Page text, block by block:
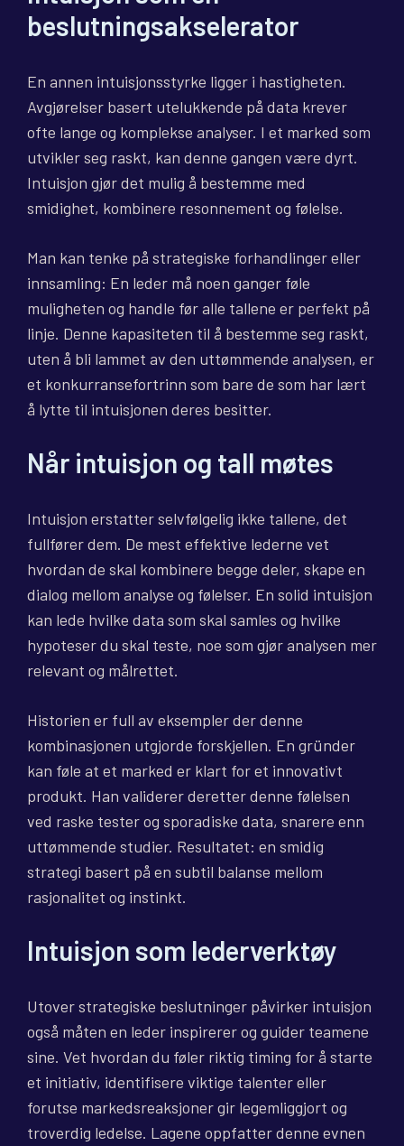
beslutningsakselerator
En annen intuisjonsstyrke ligger i hastigheten.
Avgjørelser basert utelukkende på data krever
ofte lange og komplekse analyser. I et marked som
utvikler seg raskt, kan denne gangen være dyrt.
Intuisjon gjør det mulig å bestemme med
smidighet, kombinere resonnement og følelse.
Man kan tenke på strategiske forhandlinger eller
innsamling: En leder må noen ganger føle
muligheten og handle før alle tallene er perfekt på
linje. Denne kapasiteten til å bestemme seg raskt,
uten å bli lammet av den uttømmende analysen, er
et konkurransefortrinn som bare de som har lært
å lytte til intuisjonen deres besitter.
Når intuisjon og tall møtes
Intuisjon erstatter selvfølgelig ikke tallene, det
fullfører dem. De mest effektive lederne vet
hvordan de skal kombinere begge deler, skape en
dialog mellom analyse og følelser. En solid intuisjon
kan lede hvilke data som skal samles og hvilke
hypoteser du skal teste, noe som gjør analysen mer
relevant og målrettet.
Historien er full av eksempler der denne
kombinasjonen utgjorde forskjellen. En gründer
kan føle at et marked er klart for et innovativt
produkt. Han validerer deretter denne følelsen
ved raske tester og sporadiske data, snarere enn
uttømmende studier. Resultatet: en smidig
strategi basert på en subtil balanse mellom
rasjonalitet og instinkt.
Intuisjon som lederverktøy
Utover strategiske beslutninger påvirker intuisjon
også måten en leder inspirerer og guider teamene
sine. Vet hvordan du føler riktig timing for å starte
et initiativ, identifisere viktige talenter eller
forutse markedsreaksjoner gir legemliggjort og
troverdig ledelse. Lagene oppfatter denne evnen